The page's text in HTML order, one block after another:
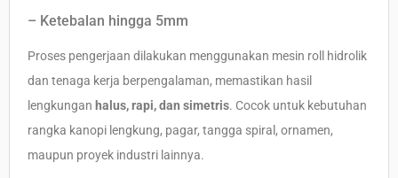
– Ketebalan hingga 5mm
Proses pengerjaan dilakukan menggunakan mesin roll hidrolik
dan tenaga kerja berpengalaman, memastikan hasil
lengkungan halus, rapi, dan simetris. Cocok untuk kebutuhan
rangka kanopi lengkung, pagar, tangga spiral, ornamen,
maupun proyek industri lainnya.